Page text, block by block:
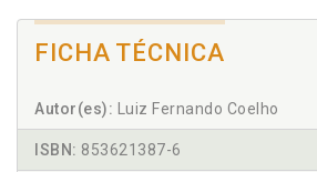
FICHA TÉCNICA
Autor(es): Luiz Fernando Coelho
ISBN: 853621387-6